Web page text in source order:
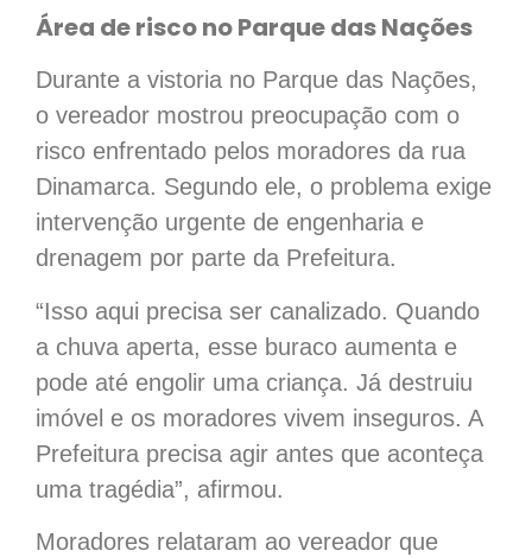
Área de risco no Parque das Nações
Durante a vistoria no Parque das Nações,
o vereador mostrou preocupação com o
risco enfrentado pelos moradores da rua
Dinamarca. Segundo ele, o problema exige
intervenção urgente de engenharia e
drenagem por parte da Prefeitura.
“Isso aqui precisa ser canalizado. Quando
a chuva aperta, esse buraco aumenta e
pode até engolir uma criança. Já destruiu
imóvel e os moradores vivem inseguros. A
Prefeitura precisa agir antes que aconteça
uma tragédia”, afirmou.
Moradores relataram ao vereador que